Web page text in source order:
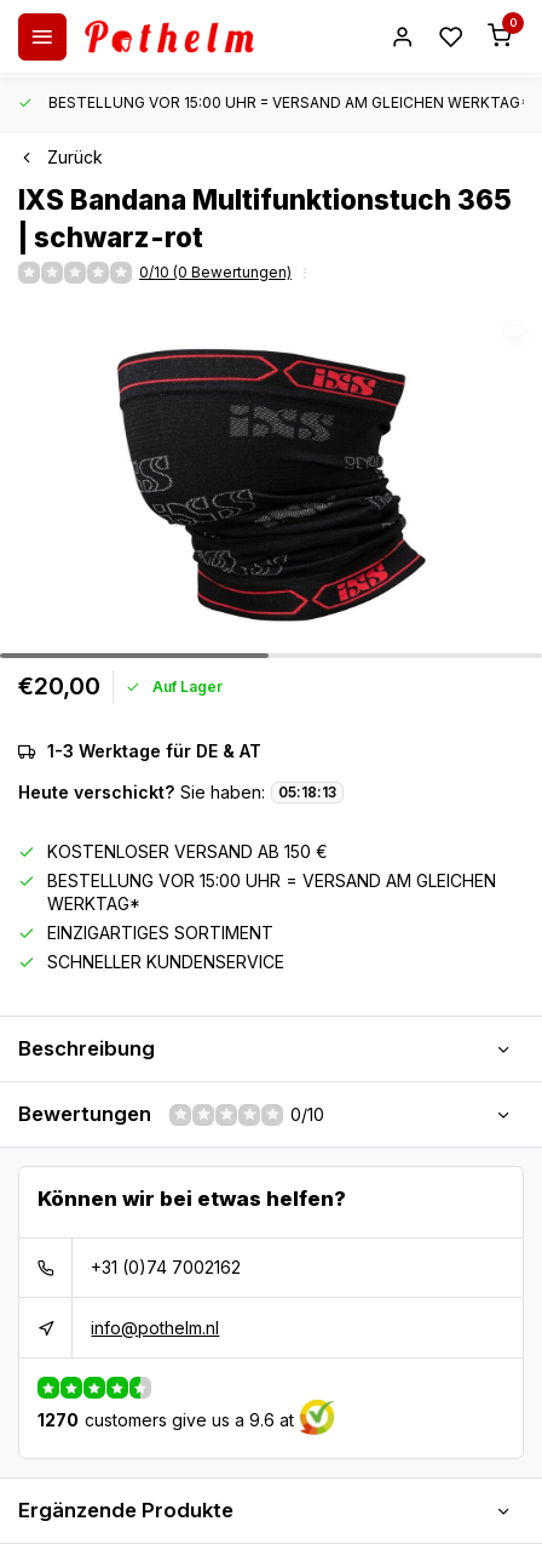
0
BESTELLUNG VOR 15:00 UHR = VERSAND AM GLEICHEN WERKTAG*
Zurück
IXS Bandana Multifunktionstuch 365
| schwarz-rot
0/10 (0 Bewertungen)
€20,00 Auf Lager
1-3 Werktage für DE & AT
Heute verschickt? Sie haben: 05:18:13
KOSTENLOSER VERSAND AB 150 €
BESTELLUNG VOR 15:00 UHR = VERSAND AM GLEICHEN
WERKTAG*
EINZIGARTIGES SORTIMENT
SCHNELLER KUNDENSERVICE
Beschreibung
Bewertungen 0/10
Können wir bei etwas helfen?
+31 (0)74 7002162
info@pothelm.nl
1270 customers give us a 9.6 at
Ergänzende Produkte